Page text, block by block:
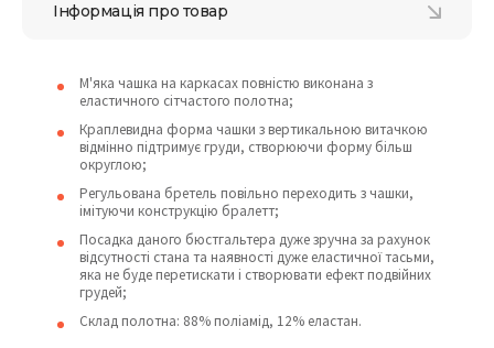
Інформація про товар
М'яка чашка на каркасах повністю виконана з
еластичного сітчастого полотна;
Краплевидна форма чашки з вертикальною витачкою
відмінно підтримує груди, створюючи форму більш
округлою;
Регульована бретель повільно переходить з чашки,
імітуючи конструкцію бралетт;
Посадка даного бюстгальтера дуже зручна за рахунок
відсутності стана та наявності дуже еластичної тасьми,
яка не буде перетискати і створювати ефект подвійних
грудей;
Склад полотна: 88% поліамід, 12% еластан.